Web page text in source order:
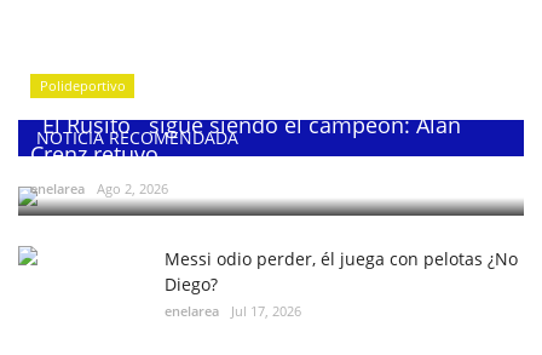
NOTICIA RECOMENDADA
Polideportivo
¨El Rusito¨ sigue siendo el campeón: Alan
Crenz retuvo...
enelarea Ago 2, 2026
Messi odio perder, él juega con pelotas ¿No
Diego?
enelarea Jul 17, 2026